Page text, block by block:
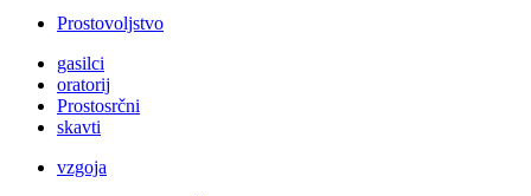
Prostovoljstvo
gasilci
oratorij
Prostosrčni
skavti
vzgoja